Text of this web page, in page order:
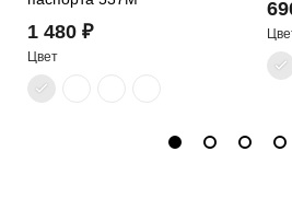
1 480 ₽
Цвет